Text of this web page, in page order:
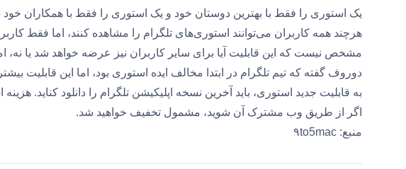
یک استوری را فقط با بهترین دوستان خود و یک استوری را فقط با همکاران خود
هرچند همه کاربران می‌توانند استوری‌های تلگرام را مشاهده کنند، اما فقط
مشخص نیست که این قابلیت آیا برای سایر کاربران نیز عرضه خواهد شد یا نه،
دوروف گفته که تیم تلگرام در ابتدا مخالف ایده استوری بود، اما این
اگر از طریق وب مشترک آن شوید، مشمول تخفیف خواهید شد.
منبع: ۹to5mac